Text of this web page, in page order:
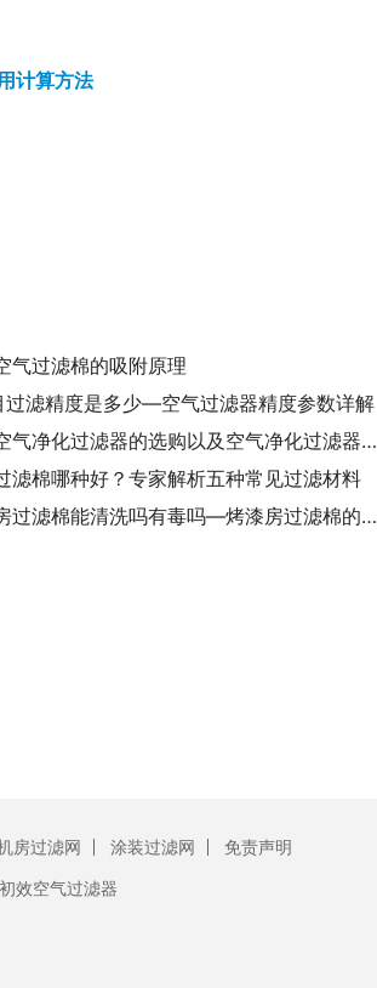
计算方法
气过滤棉的吸附原理
过滤精度是多少—空气过滤器精度参数详解
西安空气净化过滤器的选购以及空气净化过滤器的类型？
滤棉哪种好？专家解析五种常见过滤材料
烤漆房过滤棉能清洗吗有毒吗—烤漆房过滤棉的清洗方法及安全性解析
房过滤网 涂装过滤网
免责声明
初效空气过滤器